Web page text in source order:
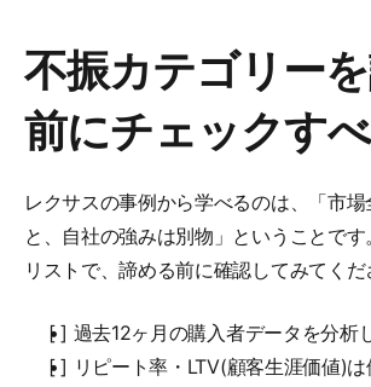
不振カテゴリー
前にチェックす
レクサスの事例から学べるのは、「市
と、自社の強みは別物」ということで
リストで、諦める前に確認してみてくだ
[ ] 過去12ヶ月の購入者データを分析
[ ] リピート率・LTV(顧客生涯価値)は